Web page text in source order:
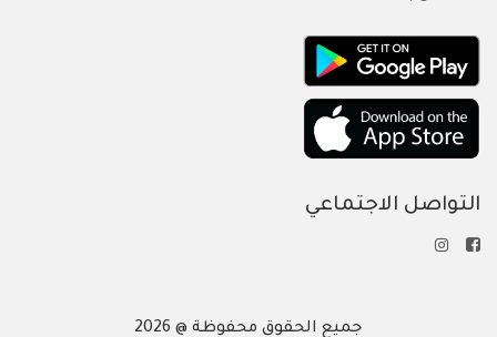
التواصل الاجتماعي
جميع الحقوق محفوظة @ 2026